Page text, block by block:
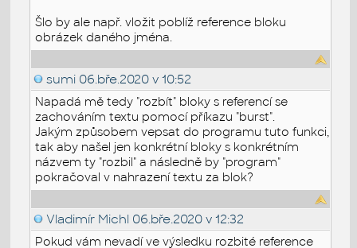
Šlo by ale např. vložit poblíž reference bloku
obrázek daného jména.
sumi 06.bře.2020 v 10:52
Napadá mě tedy "rozbít" bloky s referencí se
zachováním textu pomocí příkazu "burst".
Jakým způsobem vepsat do programu tuto funkci,
tak aby našel jen konkrétní bloky s konkrétním
názvem ty "rozbil" a následně by "program"
pokračoval v nahrazení textu za blok?
Vladimír Michl 06.bře.2020 v 12:32
Pokud vám nevadí ve výsledku rozbité reference